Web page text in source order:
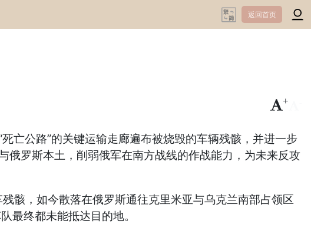
返回首页
+
亡公路”的关键运输走廊遍布被烧毁的车辆残骸，并进一步
俄罗斯本土，削弱俄军在南方战线的作战能力，为未来反攻
骸，如今散落在俄罗斯通往克里米亚与乌克兰南部占领区
最终都未能抵达目的地。